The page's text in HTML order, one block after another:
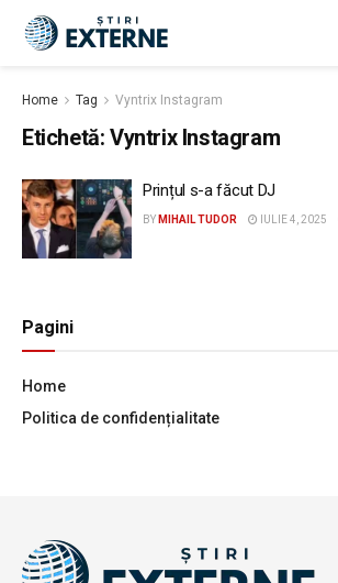
Home Tag Vyntrix Instagram
Etichetă: Vyntrix Instagram
Prințul s-a făcut DJ
BY MIHAIL TUDOR IULIE 4, 2025
Pagini
Home
Politica de confidențialitate